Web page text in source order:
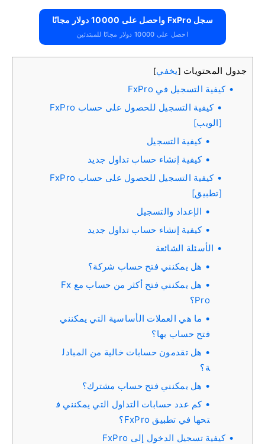
سجل FxPro واحصل على 10000 دولار مجانًا
احصل على 10000 دولار مجانًا للمبتدئين
جدول المحتويات [يخفي]
كيفية التسجيل في FxPro
كيفية التسجيل للحصول على حساب FxPro
[الويب]
كيفية التسجيل
كيفية إنشاء حساب تداول جديد
كيفية التسجيل للحصول على حساب FxPro
[تطبيق]
الإعداد والتسجيل
كيفية إنشاء حساب تداول جديد
الأسئلة الشائعة
هل يمكنني فتح حساب شركة؟
هل يمكنني فتح أكثر من حساب مع Fx
Pro؟
ما هي العملات الأساسية التي يمكنني
فتح حساب بها؟
هل تقدمون حسابات خالية من المبادل
ة؟
هل يمكنني فتح حساب مشترك؟
كم عدد حسابات التداول التي يمكنني ف
تحها في تطبيق FxPro؟
كيفية تسجيل الدخول إلى FxPro